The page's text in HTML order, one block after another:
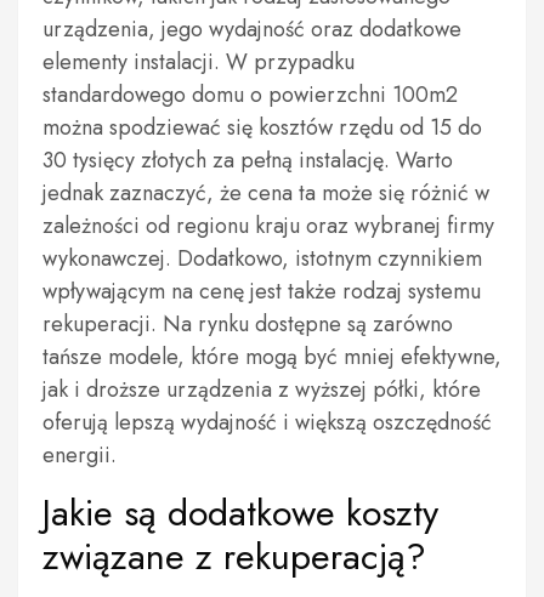
urządzenia, jego wydajność oraz dodatkowe
elementy instalacji. W przypadku
standardowego domu o powierzchni 100m2
można spodziewać się kosztów rzędu od 15 do
30 tysięcy złotych za pełną instalację. Warto
jednak zaznaczyć, że cena ta może się różnić w
zależności od regionu kraju oraz wybranej firmy
wykonawczej. Dodatkowo, istotnym czynnikiem
wpływającym na cenę jest także rodzaj systemu
rekuperacji. Na rynku dostępne są zarówno
tańsze modele, które mogą być mniej efektywne,
jak i droższe urządzenia z wyższej półki, które
oferują lepszą wydajność i większą oszczędność
energii.
Jakie są dodatkowe koszty
związane z rekuperacją?